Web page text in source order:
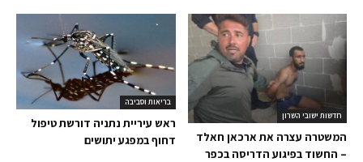
בריאות וסביבה
ראש עיריית נתניה דורשת טיפול
דחוף במפגע יתושים
חדשות ישובי השרון
המשטרה עצרה את ארכאן חאלד
– החשוד בפיגוע הדריסה בכפר